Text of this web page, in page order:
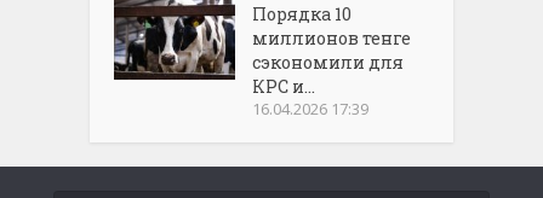
Порядка 10
миллионов тенге
сэкономили для
КРС и...
16.04.2026 17:39